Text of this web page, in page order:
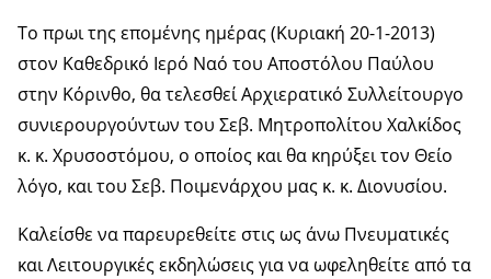
Το πρωι της επομένης ημέρας (Κυριακή 20-1-2013)
στον Καθεδρικό Ιερό Ναό του Αποστόλου Παύλου
στην Κόρινθο, θα τελεσθεί Αρχιερατικό Συλλείτουργο
συνιερουργούντων του Σεβ. Μητροπολίτου Χαλκίδος
κ. κ. Χρυσοστόμου, ο οποίος και θα κηρύξει τον Θείο
λόγο, και του Σεβ. Ποιμενάρχου μας κ. κ. Διονυσίου.
Καλείσθε να παρευρεθείτε στις ως άνω Πνευματικές
και Λειτουργικές εκδηλώσεις για να ωφεληθείτε από τα